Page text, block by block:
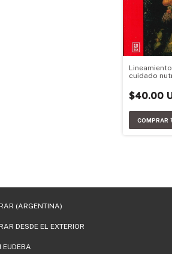
cuidado
$40.00
(ARGENTINA)
DESDE EL EXTERIOR
EUDEBA